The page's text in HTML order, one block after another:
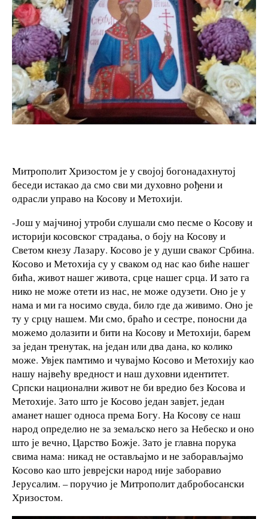
Митрополит Хризостом је у својој богонадахнутој
беседи истакао да смо сви ми духовно рођени и
одрасли управо на Косову и Метохији.
-Још у мајчиној утроби слушали смо песме о Косову и
историји косовског страдања, о боју на Косову и
Светом кнезу Лазару. Косово је у души сваког Србина.
Косово и Метохија су у сваком од нас као биће нашег
бића, живот нашег живота, срце нашег срца. И зато га
нико не може отети из нас, не може одузети. Оно је у
нама и ми га носимо свуда, било где да живимо. Оно је
ту у срцу нашем. Ми смо, браћо и сестре, поносни да
можемо долазити и бити на Косову и Метохији, барем
за један тренутак, на један или два дана, ко колико
може. Увјек памтимо и чувајмо Косово и Метохију као
нашу највећу вредност и наш духовни идентитет.
Српски национални живот не би вредио без Косова и
Метохије. Зато што је Косово један завјет, један
аманет нашег односа према Богу. На Косову се наш
народ определио не за земаљско него за Небеско и оно
што је вечно, Царство Божје. Зато је главна порука
свима нама: никад не остављајмо и не заборављајмо
Косово као што јеврејски народ није заборавио
Јерусалим. – поручио је Митрополит дабробосански
Хризостом.